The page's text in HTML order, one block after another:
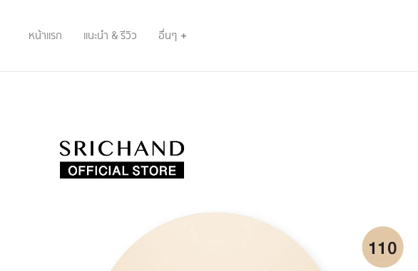
หน้าแรก แนะนำ & รีวิว อื่นๆ